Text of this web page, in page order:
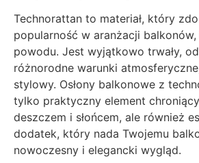
Technorattan to materiał, który
popularność w aranżacji
powodu. Jest wyjątkowo trwały,
różnorodne warunki
stylowy. Osłony balkonowe z
tylko praktyczny element
deszczem i słońcem, ale również
dodatek, który nada Twojemu
nowoczesny i elegancki wygląd.